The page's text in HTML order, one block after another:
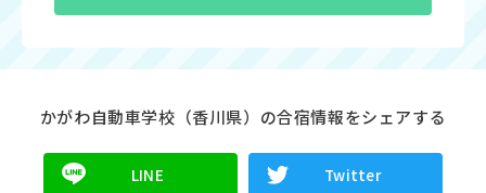
かがわ自動車学校（香川県）の合宿情報をシェアする
LINE Twitter